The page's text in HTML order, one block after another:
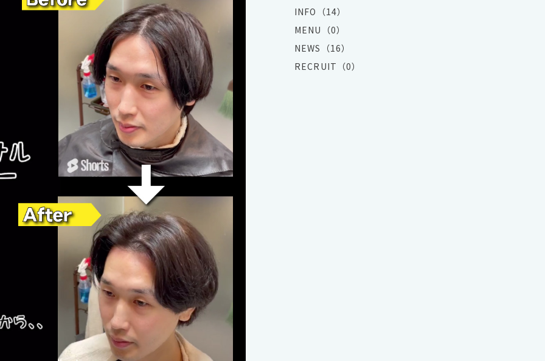
INFO（14）
MENU（0）
NEWS（16）
RECRUIT（0）